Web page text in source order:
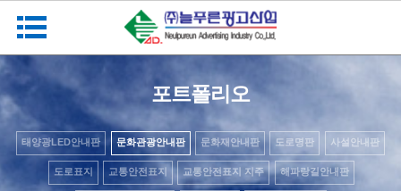
포트폴리오
태양광LED안내판 문화관광안내판 문화재안내판 도로명판 사설안내판
도로표지 교통안전표지 교통안전표지 지주 해파랑길안내판